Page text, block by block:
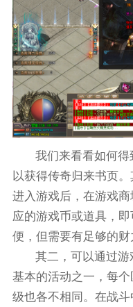
我们来看看如何
以获得传奇归来书页
进入游戏后，在游戏
应的游戏币或道具，
便，但需要有足够的财
其二，可以通过
基本的活动之一，每
级也各不相同。在战